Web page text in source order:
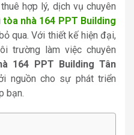
hợp lý, dịch vụ chuyên
tòa nhà 164 PPT Building
qua. Với thiết kế hiện đại,
trường làm việc chuyên
164 PPT Building Tân
nguồn cho sự phát triển
bạn.